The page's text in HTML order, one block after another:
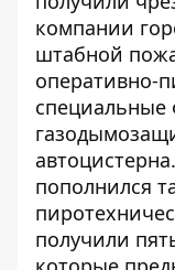
компании
штабной
оперативно-
специальные
пополнился
получили